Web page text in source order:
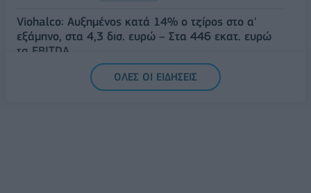
Viohalco: Αυξημένος κατά 14% ο τζίρος στο α'
εξάμηνο, στα 4,3 δισ. ευρώ – Στα 446 εκατ. ευρώ
τα EBITDA
ΟΛΕΣ ΟΙ ΕΙΔΗΣΕΙΣ